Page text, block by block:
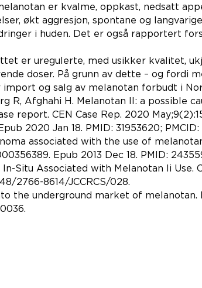
er kvalme, oppkast, nedsatt
økt aggresjon, spontane og
i huden. Det er også rapportert
er uregulerte, med usikker kvalitet,
doser. På grunn av dette – og fordi
og salg av melanotan forbudt i
R, Afghahi H. Melanotan II: a possible
report. CEN Case Rep. 2020
2020 Jan 18. PMID: 31953620; PMCID:
associated with the use of
Epub 2013 Dec 18. PMID:
In-Situ Associated with Melanotan Ii Use.
2766-8614/JCCRCS/028.
the underground market of